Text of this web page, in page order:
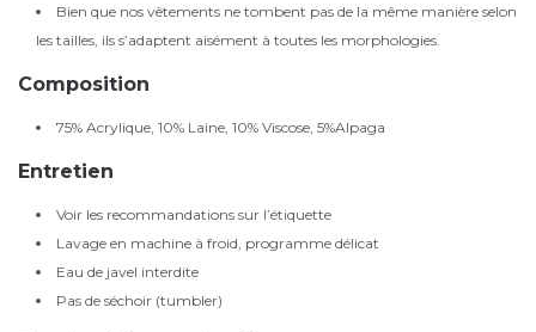
Bien que nos vêtements ne tombent pas de la même manière selon
les tailles, ils s’adaptent aisément à toutes les morphologies.
Composition
75% Acrylique, 10% Laine, 10% Viscose, 5%Alpaga
Entretien
Voir les recommandations sur l’étiquette
Lavage en machine à froid, programme délicat
Eau de javel interdite
Pas de séchoir (tumbler)